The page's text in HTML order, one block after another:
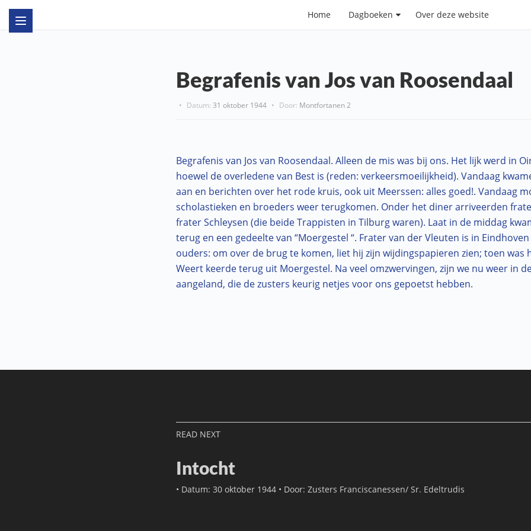
Home Dagboeken Over deze website
Begrafenis van Jos van Roosendaal
• Datum: 31 oktober 1944 • Door: Montfortanen 2
Begrafenis van Jos van Roosendaal. Alleen de mis was bij ons. Het lijk werd in
hoewel de overledene van Best is (reden: verkeersmoeilijkheid). Vandaag
aan en berichten over het rode kruis, ook uit Meerssen: alles goed!. Vandaag
scholastieken en broeders weer terugkomen. Onder het diner arriveerden
frater Schleysen (die beide Trappisten in Tilburg waren). Laat in de middag
terug en een gedeelte van “Moergestel “. Frater van der Vleuten is in
ouders: om over de brug te komen, liet hij zijn wijdingspapieren zien; toen was
Weert keerde terug uit Moergestel. Na veel omzwervingen, zijn we nu weer in
aangeland, die de zusters keurig netjes voor ons gepoetst hebben.
READ NEXT
Intocht
• Datum: 30 oktober 1944 • Door: Zusters Franciscanessen/ Sr. Edeltrudis